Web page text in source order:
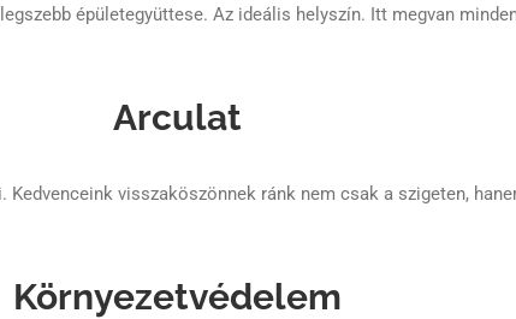
épületegyüttese. Az ideális helyszín. Itt megvan
Arculat
visszaköszönnek ránk nem csak a szigeten,
Környezetvédelem